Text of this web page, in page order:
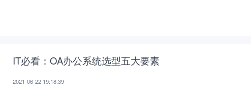
IT必看：OA办公系统选型五大要素
2021-06-22 19:18:39